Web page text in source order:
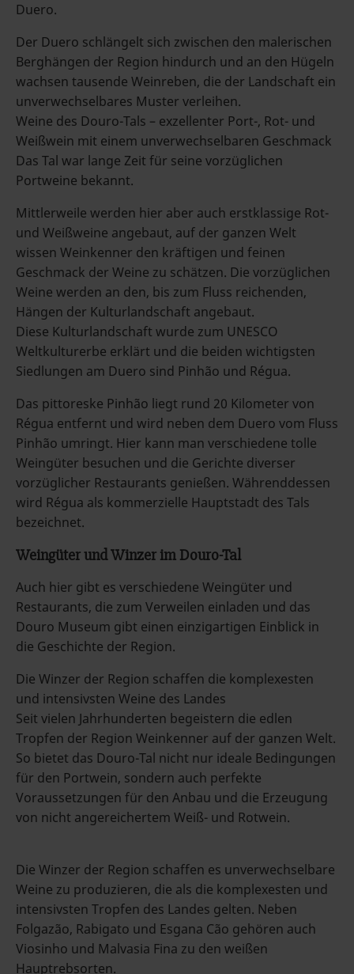
Duero.
Der Duero schlängelt sich zwischen den malerischen
Berghängen der Region hindurch und an den Hügeln
wachsen tausende Weinreben, die der Landschaft ein
unverwechselbares Muster verleihen.
Weine des Douro-Tals – exzellenter Port-, Rot- und
Weißwein mit einem unverwechselbaren Geschmack
Das Tal war lange Zeit für seine vorzüglichen
Portweine bekannt.
Mittlerweile werden hier aber auch erstklassige Rot-
und Weißweine angebaut, auf der ganzen Welt
wissen Weinkenner den kräftigen und feinen
Geschmack der Weine zu schätzen. Die vorzüglichen
Weine werden an den, bis zum Fluss reichenden,
Hängen der Kulturlandschaft angebaut.
Diese Kulturlandschaft wurde zum UNESCO
Weltkulturerbe erklärt und die beiden wichtigsten
Siedlungen am Duero sind Pinhão und Régua.
Das pittoreske Pinhão liegt rund 20 Kilometer von
Régua entfernt und wird neben dem Duero vom Fluss
Pinhão umringt. Hier kann man verschiedene tolle
Weingüter besuchen und die Gerichte diverser
vorzüglicher Restaurants genießen. Währenddessen
wird Régua als kommerzielle Hauptstadt des Tals
bezeichnet.
Weingüter und Winzer im Douro-Tal
Auch hier gibt es verschiedene Weingüter und
Restaurants, die zum Verweilen einladen und das
Douro Museum gibt einen einzigartigen Einblick in
die Geschichte der Region.
Die Winzer der Region schaffen die komplexesten
und intensivsten Weine des Landes
Seit vielen Jahrhunderten begeistern die edlen
Tropfen der Region Weinkenner auf der ganzen Welt.
So bietet das Douro-Tal nicht nur ideale Bedingungen
für den Portwein, sondern auch perfekte
Voraussetzungen für den Anbau und die Erzeugung
von nicht angereichertem Weiß- und Rotwein.
Die Winzer der Region schaffen es unverwechselbare
Weine zu produzieren, die als die komplexesten und
intensivsten Tropfen des Landes gelten. Neben
Folgazão, Rabigato und Esgana Cão gehören auch
Viosinho und Malvasia Fina zu den weißen
Hauptrebsorten.